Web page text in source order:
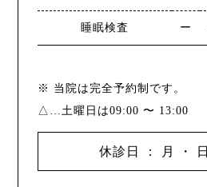
睡眠検査 ー
※ 当院は完全予約制です。
△…土曜日は09:00 〜 13:00
休診日 ： 月 ・